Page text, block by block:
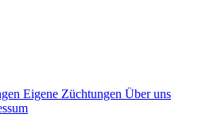
Eigene Züchtungen Über uns